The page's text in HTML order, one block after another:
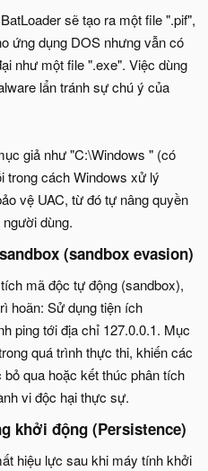
sẽ tạo ra một file ".pif",
ứng dụng DOS nhưng vẫn có
như một file ".exe". Việc dùng
lẩn tránh sự chú ý của
giả như "C:\Windows " (có
trong cách Windows xử lý
vệ UAC, từ đó tự nâng quyền
dùng.
(sandbox evasion)
mã độc tự động (sandbox),
hoãn: Sử dụng tiện ích
ping tới địa chỉ 127.0.0.1. Mục
quá trình thực thi, khiến các
qua hoặc kết thúc phân tích
vi độc hại thực sự.
khởi động (Persistence)
hiệu lực sau khi máy tính khởi